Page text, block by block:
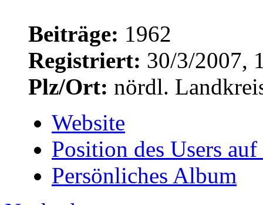
Beiträge: 1962
Registriert: 30/3/2007,
Plz/Ort: nördl.
Website
Position des Users
Persönliches Album